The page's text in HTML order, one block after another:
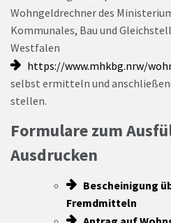
Wohngeldrechner des
Kommunales, Bau und
Westfalen
https://www.mhkbg.nrw/
selbst ermitteln und
stellen.
Formulare zum
Ausdrucken
Bescheinigung
Fremdmitteln